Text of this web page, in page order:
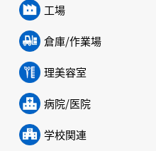
工場
倉庫/作業場
理美容室
病院/医院
学校関連